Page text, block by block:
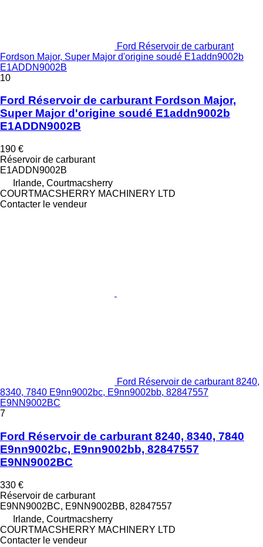
Ford Réservoir de carburant
Fordson Major, Super Major d'origine soudé E1addn9002b
E1ADDN9002B
10
Ford Réservoir de carburant Fordson Major,
Super Major d'origine soudé E1addn9002b
E1ADDN9002B
190 €
Réservoir de carburant
E1ADDN9002B
Irlande, Courtmacsherry
COURTMACSHERRY MACHINERY LTD
Contacter le vendeur
Ford Réservoir de carburant 8240,
8340, 7840 E9nn9002bc, E9nn9002bb, 82847557
E9NN9002BC
7
Ford Réservoir de carburant 8240, 8340, 7840
E9nn9002bc, E9nn9002bb, 82847557
E9NN9002BC
330 €
Réservoir de carburant
E9NN9002BC, E9NN9002BB, 82847557
Irlande, Courtmacsherry
COURTMACSHERRY MACHINERY LTD
Contacter le vendeur